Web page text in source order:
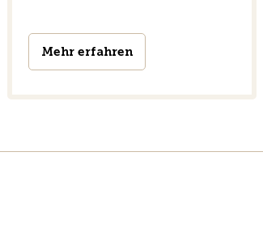
Mehr erfahren